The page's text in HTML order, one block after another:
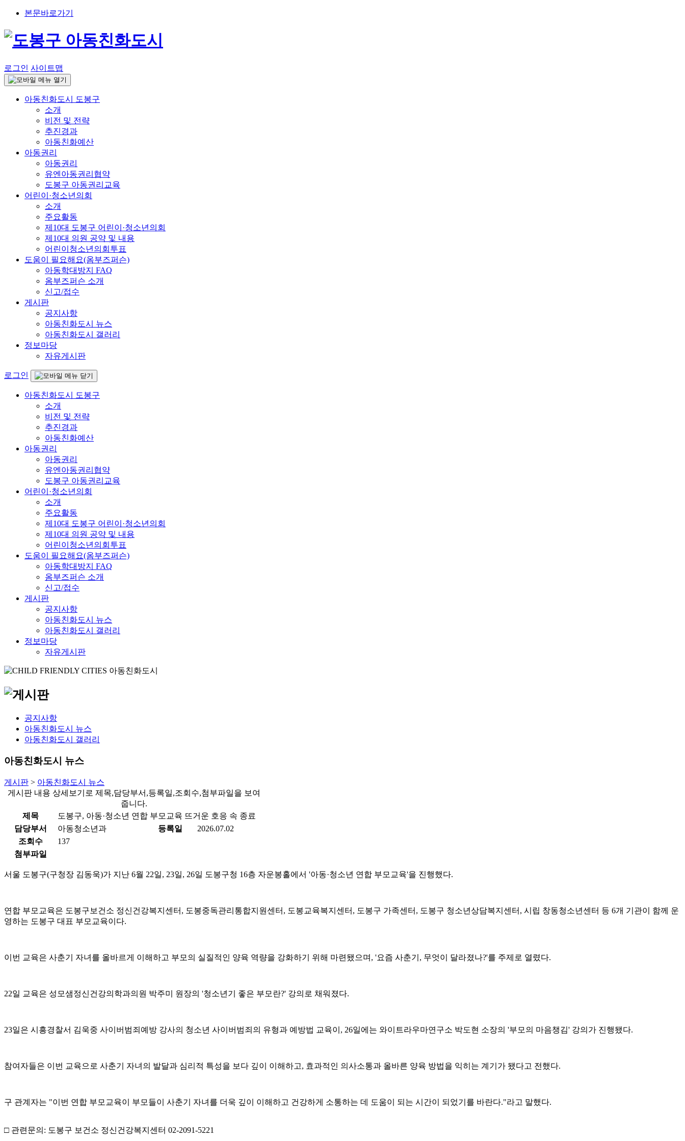
본문바로가기
로그인 사이트맵
아동친화도시 도봉구
소개
비전 및 전략
추진경과
아동친화예산
아동권리
아동권리
유엔아동권리협약
도봉구 아동권리교육
어린이·청소년의회
소개
주요활동
제10대 도봉구 어린이·청소년의회
제10대 의원 공약 및 내용
어린이청소년의회투표
도움이 필요해요(옴부즈퍼슨)
아동학대방지 FAQ
옴부즈퍼슨 소개
신고/접수
게시판
공지사항
아동친화도시 뉴스
아동친화도시 갤러리
정보마당
자유게시판
로그인
아동친화도시 도봉구
소개
비전 및 전략
추진경과
아동친화예산
아동권리
아동권리
유엔아동권리협약
도봉구 아동권리교육
어린이·청소년의회
소개
주요활동
제10대 도봉구 어린이·청소년의회
제10대 의원 공약 및 내용
어린이청소년의회투표
도움이 필요해요(옴부즈퍼슨)
아동학대방지 FAQ
옴부즈퍼슨 소개
신고/접수
게시판
공지사항
아동친화도시 뉴스
아동친화도시 갤러리
정보마당
자유게시판
공지사항
아동친화도시 뉴스
아동친화도시 갤러리
아동친화도시 뉴스
게시판 > 아동친화도시 뉴스
게시판 내용 상세보기로 제목,담당부서,등록일,조회수,첨부파일을 보여
줍니다.
제목
도봉구, 아동·청소년 연합 부모교육 뜨거운 호응 속 종료
담당부서
아동청소년과 등록일
2026.07.02
조회수
137
첨부파일
서울 도봉구(구청장 김동욱)가 지난 6월 22일, 23일, 26일 도봉구청 16층 자운봉홀에서 '아동·청소년 연합 부모교육'을 진행했다.
연합 부모교육은 도봉구보건소 정신건강복지센터, 도봉중독관리통합지원센터, 도봉교육복지센터, 도봉구 가족센터, 도봉구 청소년상담복지센터, 시립 창동청소년센터 등 6개 기관이 함께 운
영하는 도봉구 대표 부모교육이다.
이번 교육은 사춘기 자녀를 올바르게 이해하고 부모의 실질적인 양육 역량을 강화하기 위해 마련됐으며, '요즘 사춘기, 무엇이 달라졌나?'를 주제로 열렸다.
22일 교육은 성모샘정신건강의학과의원 박주미 원장의 '청소년기 좋은 부모란?' 강의로 채워졌다.
23일은 시흥경찰서 김욱중 사이버범죄예방 강사의 청소년 사이버범죄의 유형과 예방법 교육이, 26일에는 와이트라우마연구소 박도현 소장의 '부모의 마음챙김' 강의가 진행됐다.
참여자들은 이번 교육으로 사춘기 자녀의 발달과 심리적 특성을 보다 깊이 이해하고, 효과적인 의사소통과 올바른 양육 방법을 익히는 계기가 됐다고 전했다.
구 관계자는 "이번 연합 부모교육이 부모들이 사춘기 자녀를 더욱 깊이 이해하고 건강하게 소통하는 데 도움이 되는 시간이 되었기를 바란다."라고 말했다.
□ 관련문의: 도봉구 보건소 정신건강복지센터 02-2091-5221